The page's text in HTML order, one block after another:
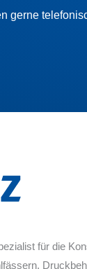
gerne
für die